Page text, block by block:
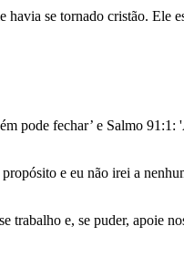
se tornado cristão. Ele
pode fechar’ e Salmo 91:1:
e eu não irei a
trabalho e, se puder, apoie